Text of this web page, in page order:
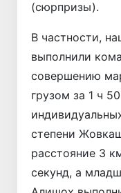
(сюрпризы).
В частности,
выполнили
совершению
грузом за 1 ч
степени
расстояние 3
секунд, а